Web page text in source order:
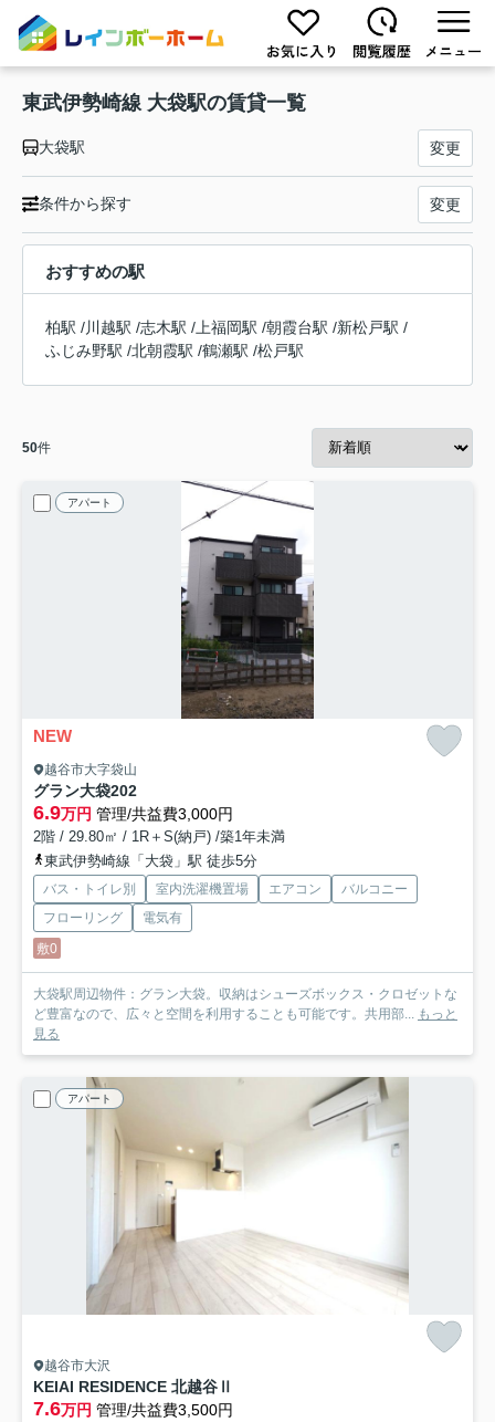
東武伊勢崎線 大袋駅の賃貸一覧
大袋駅 変更
条件から探す 変更
おすすめの駅
柏駅 /川越駅 /志木駅 / 上福岡駅 /朝霞台駅 /新松戸駅 /
ふじみ野駅 /北朝霞駅 /鶴瀬駅 /松戸駅
50件
アパート
NEW
越谷市大字袋山
グラン大袋202
6.9万円 管理/共益費3,000円
2階 / 29.80㎡ / 1R＋S(納戸) /築1年未満
東武伊勢崎線「大袋」駅 徒歩5分
バス・トイレ別 室内洗濯機置場 エアコン
バルコニー
フローリング
電気有
敷0
大袋駅周辺物件：グラン大袋。収納はシューズボックス・クロゼットな
ど豊富なので、広々と空間を利用することも可能です。共用部...
もっと
見る
アパート
越谷市大沢
KEIAI RESIDENCE 北越谷Ⅱ
7.6万円 管理/共益費3,500円